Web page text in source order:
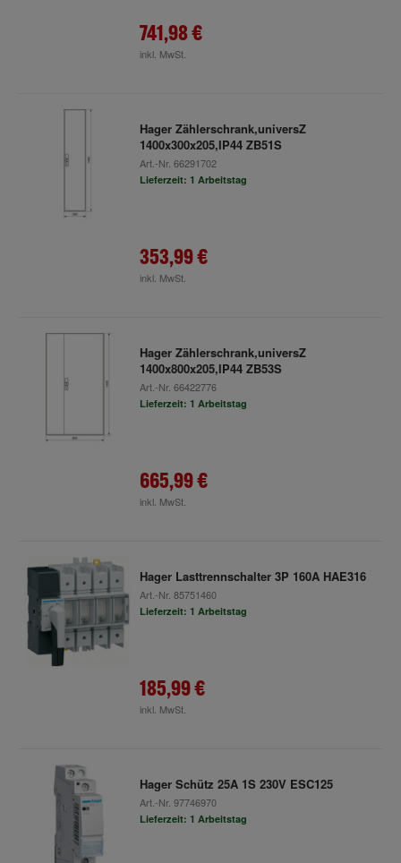
741,98 €
inkl. MwSt.
Hager Zählerschrank,universZ
1400x300x205,IP44 ZB51S
Art.-Nr. 66291702
Lieferzeit: 1 Arbeitstag
353,99 €
inkl. MwSt.
Hager Zählerschrank,universZ
1400x800x205,IP44 ZB53S
Art.-Nr. 66422776
Lieferzeit: 1 Arbeitstag
665,99 €
inkl. MwSt.
Hager Lasttrennschalter 3P 160A HAE316
Art.-Nr. 85751460
Lieferzeit: 1 Arbeitstag
185,99 €
inkl. MwSt.
Hager Schütz 25A 1S 230V ESC125
Art.-Nr. 97746970
Lieferzeit: 1 Arbeitstag